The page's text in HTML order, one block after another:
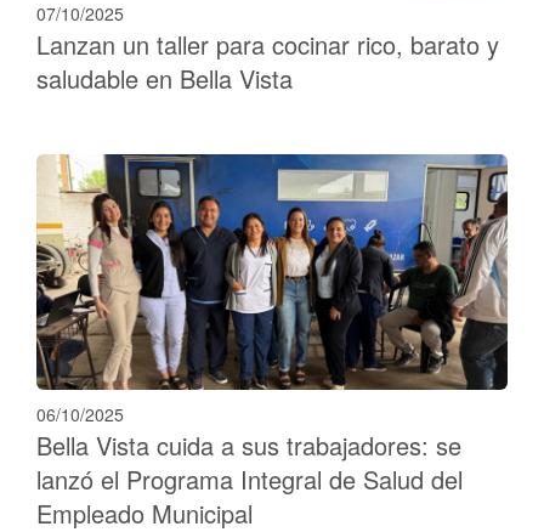
07/10/2025
Lanzan un taller para cocinar rico, barato y
saludable en Bella Vista
06/10/2025
Bella Vista cuida a sus trabajadores: se
lanzó el Programa Integral de Salud del
Empleado Municipal